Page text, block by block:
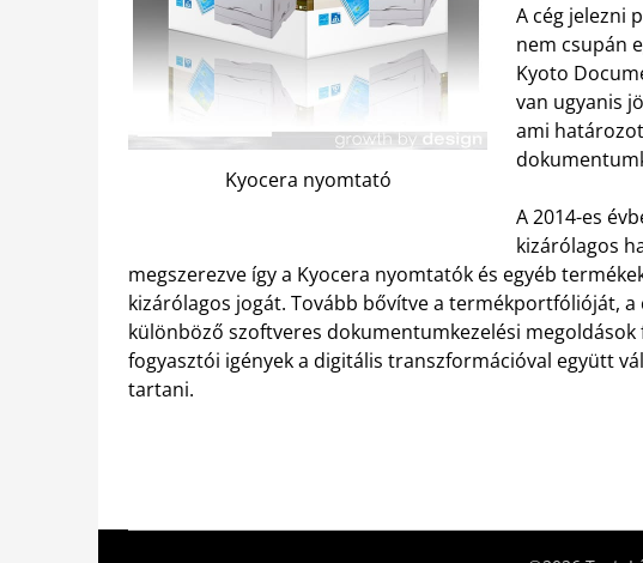
Kyocera nyomtató
A cég jelezni
nem csupán
Kyoto
van ugyanis
ami
A 2014-es
kizárólagos
megszerezve így a Kyocera nyomtatók és egyéb
kizárólagos jogát. Tovább bővítve a termékportfólióját, a
különböző szoftveres dokumentumkezelési
fogyasztói igények a digitális transzformációval együtt
tartani.